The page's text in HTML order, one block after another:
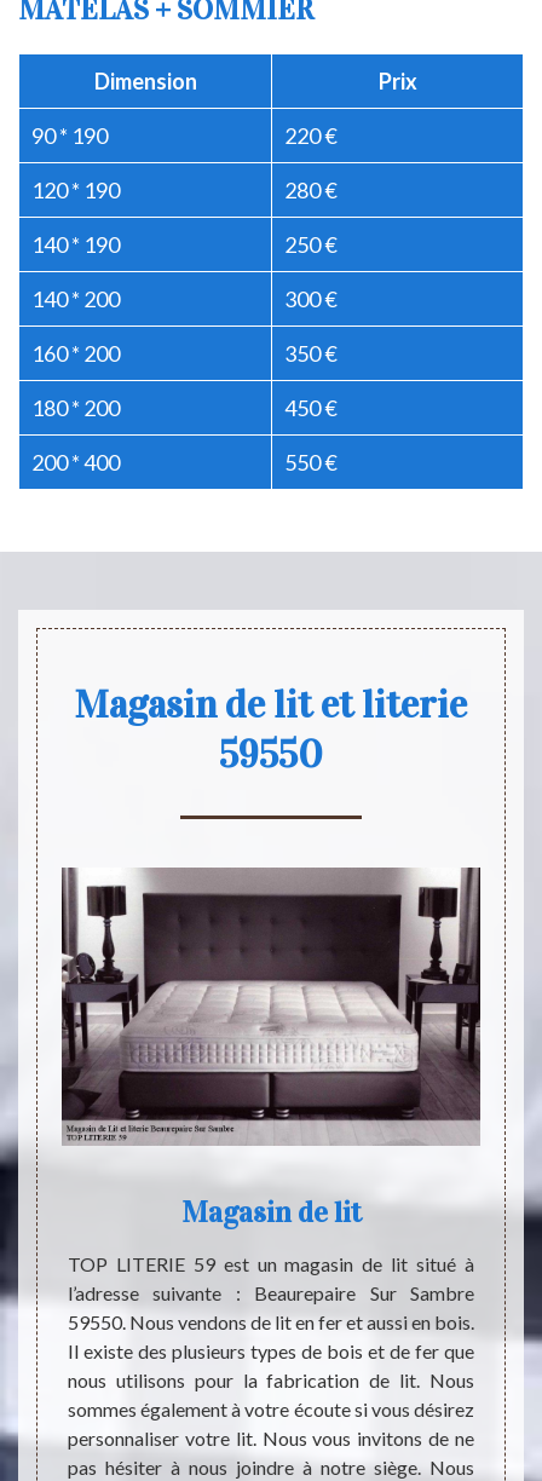
MATELAS + SOMMIER
Dimension Prix
90 * 190 220 €
120 * 190 280 €
140 * 190 250 €
140 * 200 300 €
160 * 200 350 €
180 * 200 450 €
200 * 400 550 €
Magasin de lit et literie
59550
des
Ce
les
et
Magasin de lit
TOP LITERIE 59 est un magasin de lit situé à
l’adresse suivante : Beaurepaire Sur Sambre
59550. Nous vendons de lit en fer et aussi en bois.
Il existe des plusieurs types de bois et de fer que
nous utilisons pour la fabrication de lit. Nous
sommes également à votre écoute si vous désirez
personnaliser votre lit. Nous vous invitons de ne
pas hésiter à nous joindre à notre siège. Nous
Le lit
Que
de
les